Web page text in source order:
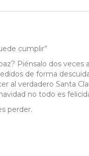
cumplir”
Piénsalo dos
de forma
al verdadero Santa
no todo es
perder.